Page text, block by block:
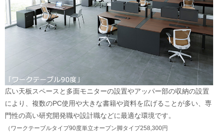
広い天板スペースと多面モニターの設置やアッパー部の収納の設置
により、複数のPC使用や大きな書籍や資料を広げることが多い、専
門性の高い研究開発職や設計職などに最適な環境です。
（ワークテーブルタイプ90度単立オープン脚タイプ258,300円